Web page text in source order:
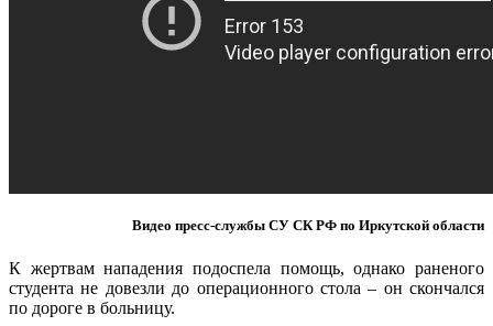
Видео пресс-службы СУ СК РФ по Иркутской области
К жертвам нападения подоспела помощь, однако раненого
студента не довезли до операционного стола – он скончался
по дороге в больницу.